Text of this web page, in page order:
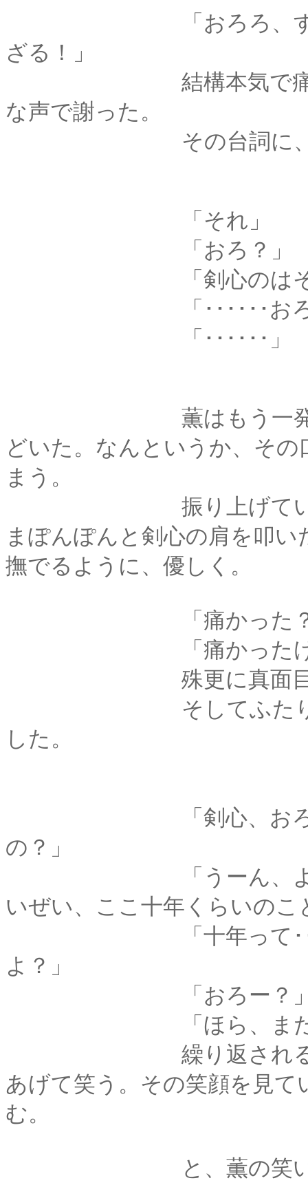
「おろろ、すまない
ざる！」
結構本気で痛いので
な声で謝った。
その台詞に、薫の
「それ」
「おろ？」
「剣心のはそれね
「･･････おろ
「･･････」
薫はもう一発と握り
どいた。なんというか、そ
まう。
振り上げていた手を
まぽんぽんと剣心の肩を叩
撫でるように、優しく。
「痛かった？
「痛かったけど、
殊更に真面目くさっ
そしてふたり、顔を
した。
「剣心、おろーって
の？」
「うーん、よく覚え
いぜい、ここ十年くらいのこ
「十年って･･････
よ？」
「おろー？
「ほら、また
繰り返される「口癖
あげて笑う。その笑顔を見
む。
と、薫の笑い声に呼